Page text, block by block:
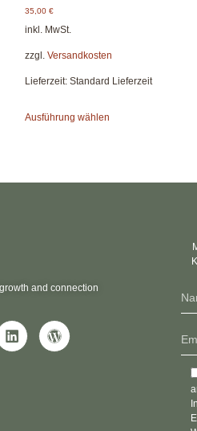
35,00 €
inkl. MwSt.
zzgl. Versandkosten
Lieferzeit: Standard Lieferzeit
Ausführung wählen
and connection